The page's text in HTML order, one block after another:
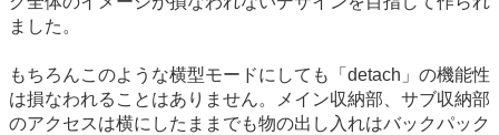
ました。
もちろんこのような横型モードにしても「detach」の機能性
は損なわれることはありません。メイン収納部、サブ収納部
のアクセスは横にしたままでも物の出し入れはバックパック